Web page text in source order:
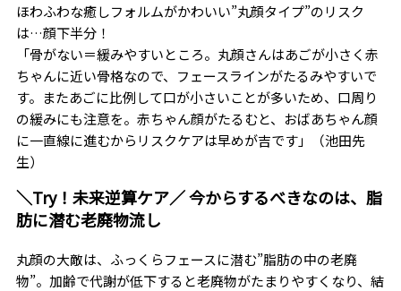
ほわふわな癒しフォルムがかわいい”丸顔タイプ”のリスク
は…顔下半分！
「骨がない＝緩みやすいところ。丸顔さんはあごが小さく赤
ちゃんに近い骨格なので、フェースラインがたるみやすいで
す。またあごに比例して口が小さいことが多いため、口周り
の緩みにも注意を。赤ちゃん顔がたるむと、おばあちゃん顔
に一直線に進むからリスクケアは早めが吉です」（池田先
生）
＼Try！未来逆算ケア／ 今からするべきなのは、脂
肪に潜む老廃物流し
丸顔の大敵は、ふっくらフェースに潜む”脂肪の中の老廃
物”。加齢で代謝が低下すると老廃物がたまりやすくなり、結